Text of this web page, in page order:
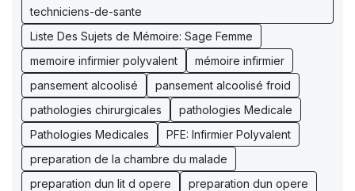
techniciens-de-sante
Liste Des Sujets de Mémoire: Sage Femme
memoire infirmier polyvalent
mémoire infirmier
pansement alcoolisé
pansement alcoolisé froid
pathologies chirurgicales
pathologies Medicale
Pathologies Medicales
PFE: Infirmier Polyvalent
preparation de la chambre du malade
preparation dun lit d opere
preparation dun opere